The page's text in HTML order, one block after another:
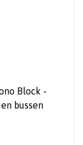
Block -
bussen